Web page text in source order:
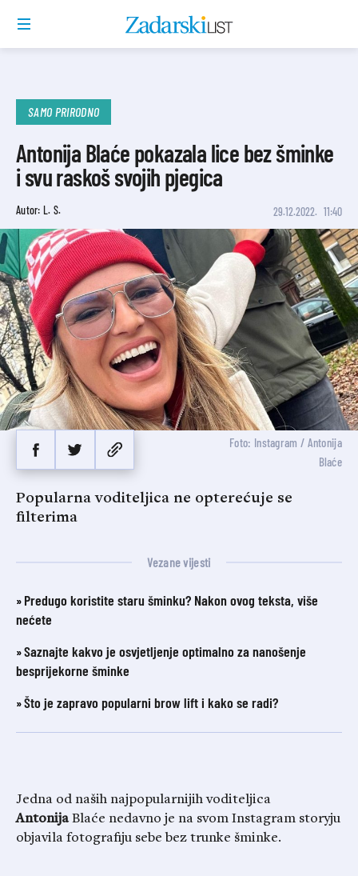
SAMO PRIRODNO
Antonija Blaće pokazala lice bez šminke
i svu raskoš svojih pjegica
Autor: L. S. 29.12.2022. 11:40
Foto: Instagram / Antonija
Blaće
Popularna voditeljica ne opterećuje se
filterima
Vezane vijesti
Predugo koristite staru šminku? Nakon ovog teksta, više
nećete
Saznajte kakvo je osvjetljenje optimalno za nanošenje
besprijekorne šminke
Što je zapravo popularni brow lift i kako se radi?
Jedna od naših najpopularnijih voditeljica
AntonijaBlaće nedavno je na svom Instagram storyju
objavila fotografiju sebe bez trunke šminke.